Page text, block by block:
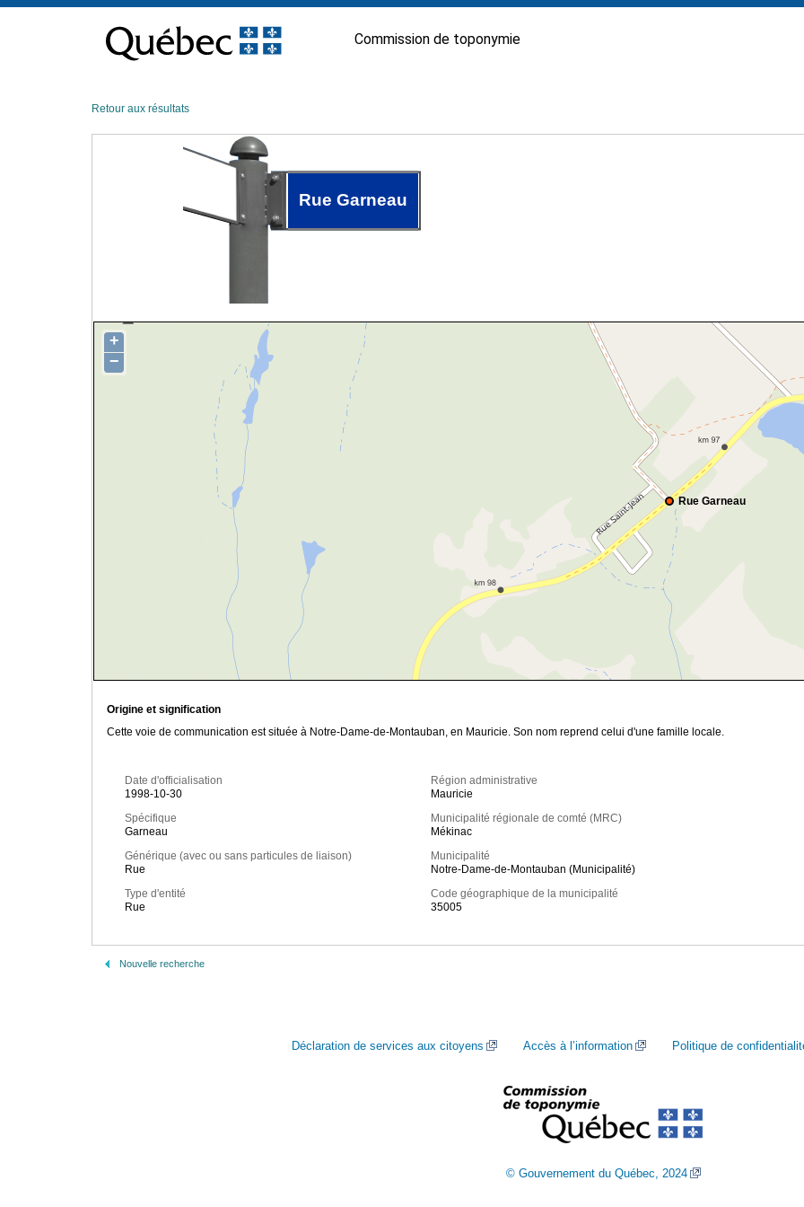
contenu
Commission de toponymie
Retour aux résultats
Rue Garneau
Rue Garneau
+
−
Origine et signification
Cette voie de communication est située à Notre-Dame-de-Montauban, en Mauricie. Son nom reprend celui d'une famille locale.
Date d'officialisation
1998-10-30
Spécifique
Garneau
Générique (avec ou sans particules de liaison)
Rue
Type d'entité
Rue
Région administrative
Mauricie
Municipalité régionale de comté (MRC)
Mékinac
Municipalité
Notre-Dame-de-Montauban (Municipalité)
Code géographique de la municipalité
35005
Nouvelle recherche
Déclaration de services aux citoyens Accès à l’information Politique de
© Gouvernement du Québec, 2024